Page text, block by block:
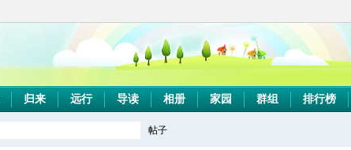
归来 远行 导读 相册 家园 群组 排行榜
帖子